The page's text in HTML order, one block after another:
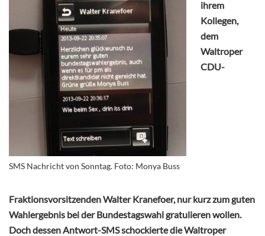
SMS Nachricht von Sonntag. Foto: Monya Buss
ihrem
Kollegen,
dem
Waltroper
CDU-
Fraktionsvorsitzenden Walter Kranefoer, nur kurz zum guten
Wahlergebnis bei der Bundestagswahl gratulieren wollen.
Doch dessen Antwort-SMS schockierte die Waltroper